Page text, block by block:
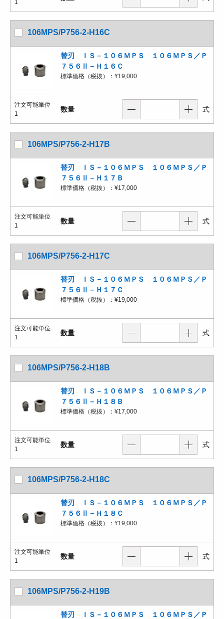
1
106MPS/P756-2-H16C
替刃 ＩＳ－１０６ＭＰＳ １０６ＭＰＳ／Ｐ
７５６Ⅱ－Ｈ１６Ｃ
標準価格（税抜）： ¥19,000
注文可能単位
1
数量 式
106MPS/P756-2-H17B
替刃 ＩＳ－１０６ＭＰＳ １０６ＭＰＳ／Ｐ
７５６Ⅱ－Ｈ１７Ｂ
標準価格（税抜）： ¥17,000
注文可能単位
1
数量 式
106MPS/P756-2-H17C
替刃 ＩＳ－１０６ＭＰＳ １０６ＭＰＳ／Ｐ
７５６Ⅱ－Ｈ１７Ｃ
標準価格（税抜）： ¥19,000
注文可能単位
1
数量 式
106MPS/P756-2-H18B
替刃 ＩＳ－１０６ＭＰＳ １０６ＭＰＳ／Ｐ
７５６Ⅱ－Ｈ１８Ｂ
標準価格（税抜）： ¥17,000
注文可能単位
1
数量 式
106MPS/P756-2-H18C
替刃 ＩＳ－１０６ＭＰＳ １０６ＭＰＳ／Ｐ
７５６Ⅱ－Ｈ１８Ｃ
標準価格（税抜）： ¥19,000
注文可能単位
1
数量 式
106MPS/P756-2-H19B
替刃 ＩＳ－１０６ＭＰＳ １０６ＭＰＳ／Ｐ